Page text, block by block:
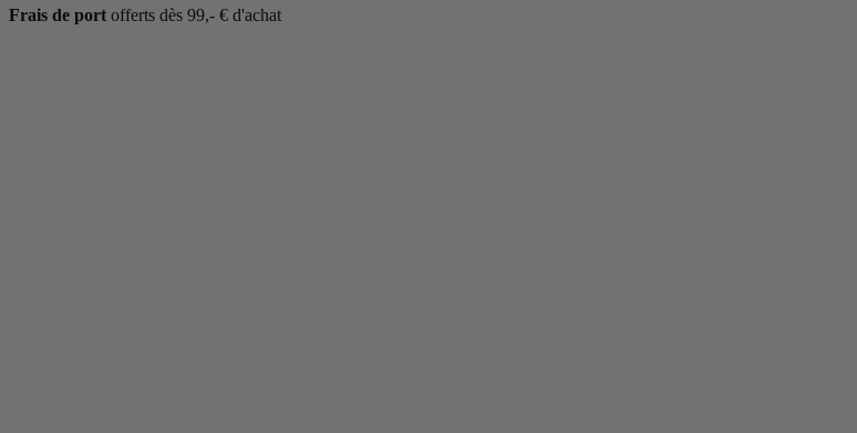
Frais de port offerts dès 99,- € d'achat